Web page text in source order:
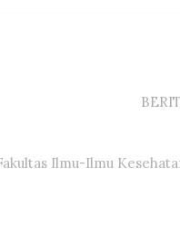
Ilmu-Ilmu